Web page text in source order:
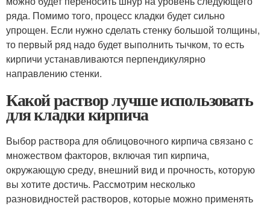
ряда. Помимо того, процесс кладки будет сильно
упрощен. Если нужно сделать стенку большой толщины,
то первый ряд надо будет выполнить тычком, то есть
кирпичи устанавливаются перпендикулярно
направлению стенки.
Какой раствор лучше использовать
для кладки кирпича
Выбор раствора для облицовочного кирпича связано с
множеством факторов, включая тип кирпича,
окружающую среду, внешний вид и прочность, которую
вы хотите достичь. Рассмотрим несколько
разновидностей растворов, которые можно применять